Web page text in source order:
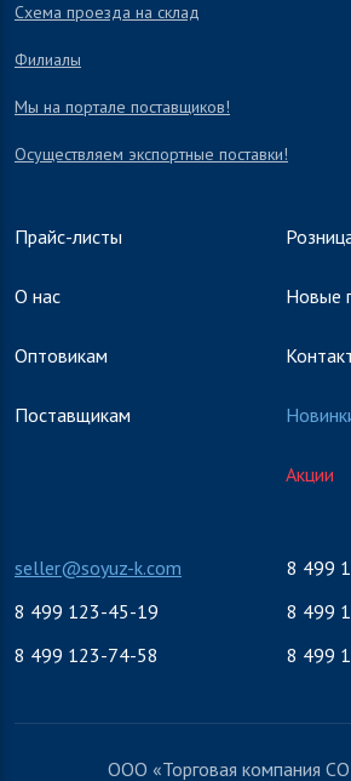
Схема проезда на склад
Филиалы
Мы на портале поставщиков!
Осуществляем экспортные поставки!
Прайс-листы
О нас
Оптовикам
Поставщикам
Новые
Акции
seller@soyuz-k.com
8 499
8 499 123-45-19
8 499
8 499 123-74-58
8 499
ООО «Торговая компания